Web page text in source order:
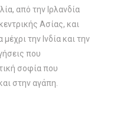
από την Ιρλανδία
Ασίας, και
την Ινδία και την
που
σοφία που
στην αγάπη.